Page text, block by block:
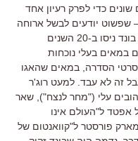
כדי לפרק רעיון אחד
– שפשוט יודעים לבשל ארוחה
טובה, אבל ללא מגע אישי. מפיקי ג'יימס בונד ניסו ב-20 השנים
במאים בעלי נוכחות
סרטי הסדרה, במאים שהאגו
זה לא עבד. למעט רוג'ר
עלי ("מחר לנצח"), שאר
אפטד ל"העולם אינו
פורסטר ל"קוואנטום של